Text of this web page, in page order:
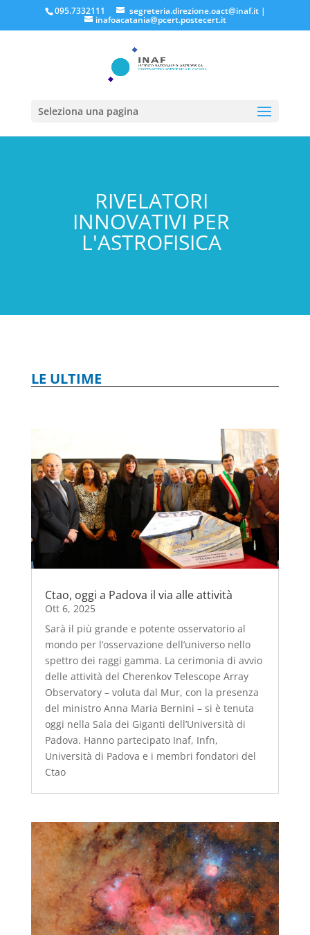
095.7332111 segreteria.direzione.oact@inaf.it|
inafoacatania@pcert.postecert.it
Seleziona una pagina
RIVELATORI
INNOVATIVI PER
L'ASTROFISICA
LE ULTIME
Ctao, oggi a Padova il via alle attività
Ott 6, 2025
Sarà il più grande e potente osservatorio al
mondo per l’osservazione dell’universo nello
spettro dei raggi gamma. La cerimonia di avvio
delle attività del Cherenkov Telescope Array
Observatory – voluta dal Mur, con la presenza
del ministro Anna Maria Bernini – si è tenuta
oggi nella Sala dei Giganti dell’Università di
Padova. Hanno partecipato Inaf, Infn,
Università di Padova e i membri fondatori del
Ctao